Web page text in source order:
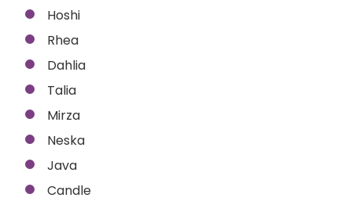
Hoshi
Rhea
Dahlia
Talia
Mirza
Neska
Java
Candle